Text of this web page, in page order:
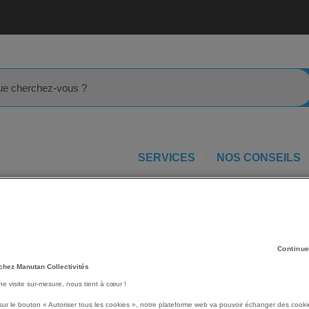
SERVICES NOS CONSEILS
Pilonneuse de sable pneumatique
Haute qualité pour une
Efficacité élevée grâce
Levier de sécurité inclus
Manutan Collectivités
visite sur-mesure, nous tient à cœur !
le bouton « Autoriser tous les cookies », notre plateforme web va pouvoir échanger des